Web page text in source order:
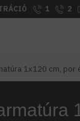
1 2
1x120 cm, por